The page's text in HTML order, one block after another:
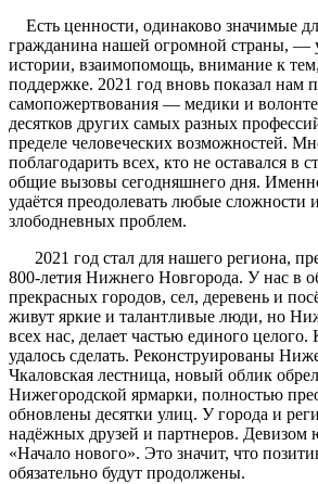
Есть ценности, одинаково значимые
гражданина нашей огромной страны, —
истории, взаимопомощь, внимание к
поддержке. 2021 год вновь показал нам
самопожертвования — медики и
десятков других самых разных
пределе человеческих возможностей.
поблагодарить всех, кто не оставался в
общие вызовы сегодняшнего дня.
удаётся преодолевать любые сложности
злободневных проблем.
2021 год стал для нашего региона,
800-летия Нижнего Новгорода. У нас в
прекрасных городов, сел, деревень и
живут яркие и талантливые люди, но
всех нас, делает частью единого
удалось сделать. Реконструированы
Чкаловская лестница, новый облик
Нижегородской ярмарки, полностью
обновлены десятки улиц. У города и
надёжных друзей и партнеров. Девизом
«Начало нового». Это значит, что
обязательно будут продолжены.